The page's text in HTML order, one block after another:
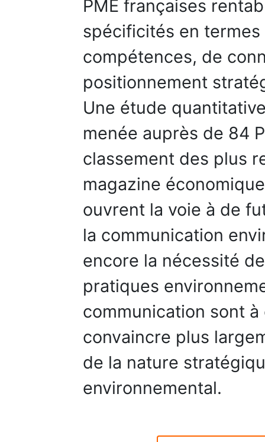
PME françaises
spécificités en
compétences, de
positionnement
Une étude
menée auprès de 84
classement des plus
magazine
ouvrent la voie à de
la communication
encore la nécessité
pratiques
communication sont
convaincre plus
de la nature
environnemental.